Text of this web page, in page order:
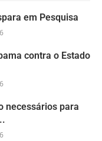
em Pesquisa
contra o Estado
necessários para